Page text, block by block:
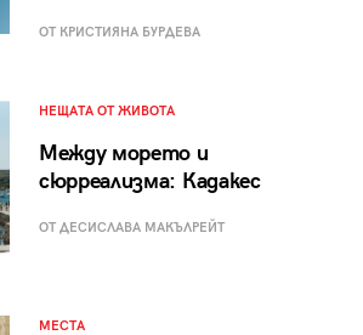
ОТ КРИСТИЯНА БУРДЕВА
НЕЩАТА ОТ ЖИВОТА
Между морето и
сюрреализма: Кадакес
ОТ ДЕСИСЛАВА МАКЪЛРЕЙТ
МЕСТА